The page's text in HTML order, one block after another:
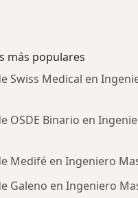
más populares
Swiss Medical en
OSDE Binario en
Medifé en Ingeniero
Galeno en Ingeniero